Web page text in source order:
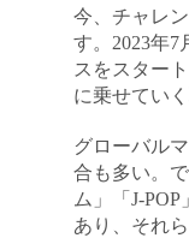
今、チャレ
す。2023年
スをスター
に乗せてい
グローバル
合も多い。
ム」「J-
あり、それ